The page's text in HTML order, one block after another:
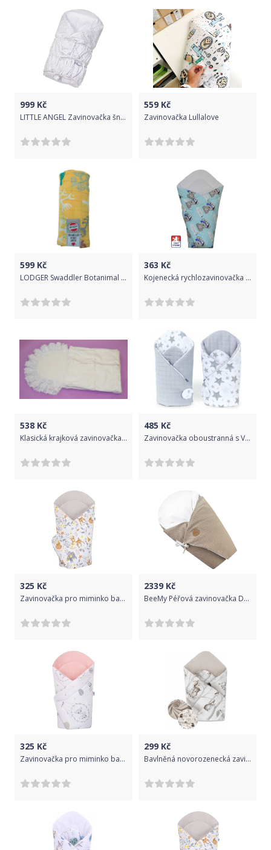
999 Kč
LITTLE ANGEL Zavinovačka šněrovací pevná záda ANGEL - Outlast® 77x77cm bílá-stříbrná hvězda
559 Kč
Zavinovačka Lullalove
599 Kč
LODGER Swaddler Botanimal Spring
363 Kč
Kojenecká rychlozavinovačka Dětský svět boy
538 Kč
Klasická krajková zavinovačka Dětský svět Romanka
485 Kč
Zavinovačka oboustranná s Velvet - STARMIX hvězdy černé na bílém - BabyNellys
325 Kč
Zavinovačka pro miminko bavlna - KOLOUŠEK na bílém se šedou - NewBaby
2339 Kč
BeeMy Péřová zavinovačka DELUXE LIGHT GREY MAXI
325 Kč
Zavinovačka pro miminko bavlna - SRNKA šedá s růžovou - NewBaby
299 Kč
Bavlněná novorozenecká zavinovačka, Medvěd a kamarádi - šedá, béžová